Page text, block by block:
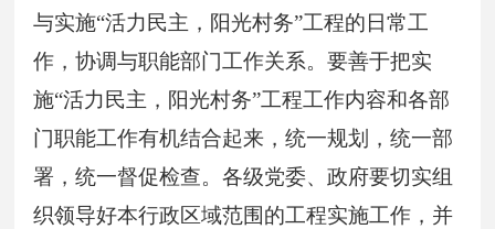
与实施“活力民主，阳光村务”工程的日常工
作，协调与职能部门工作关系。要善于把实
施“活力民主，阳光村务”工程工作内容和各部
门职能工作有机结合起来，统一规划，统一部
署，统一督促检查。各级党委、政府要切实组
织领导好本行政区域范围的工程实施工作，并